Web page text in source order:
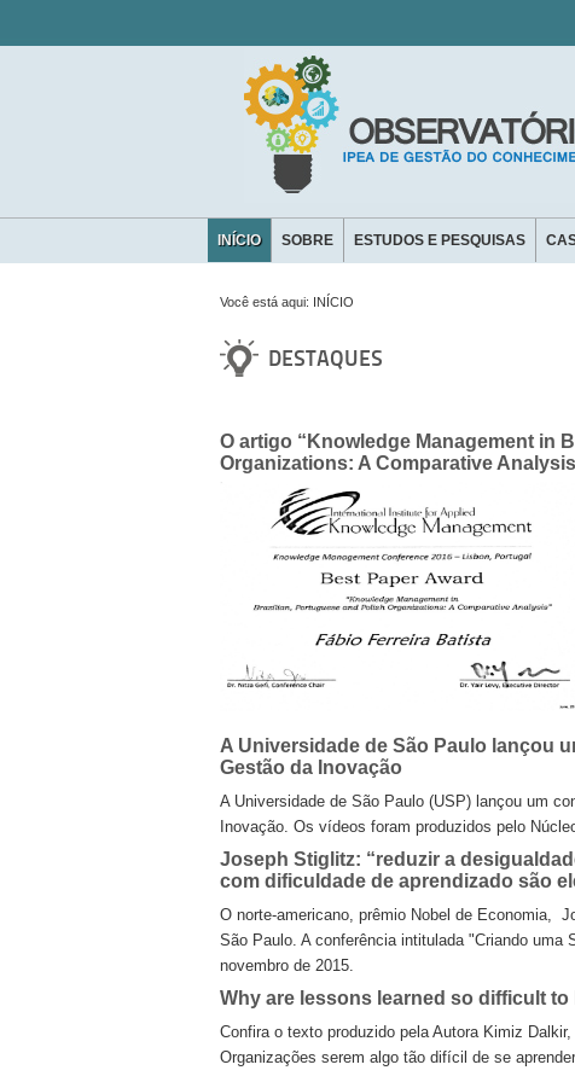
INÍCIO SOBRE ESTUDOS E PESQUISAS
Você está aqui: INÍCIO
DESTAQUES
O artigo “Knowledge Management in
Organizations: A Comparative
A Universidade de São Paulo lançou
Gestão da Inovação
A Universidade de São Paulo (USP) lançou um
Inovação. Os vídeos foram produzidos pelo
Joseph Stiglitz: “reduzir a
com dificuldade de aprendizado são
O norte-americano, prêmio Nobel de Economia,
São Paulo. A conferência intitulada "Criando uma
novembro de 2015.
Why are lessons learned so difficult to
Confira o texto produzido pela Autora Kimiz
Organizações serem algo tão difícil de se